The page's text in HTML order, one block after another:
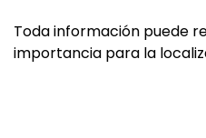
Toda información puede
importancia para la